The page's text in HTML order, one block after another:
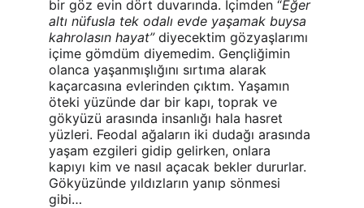
bir göz evin dört duvarında. İçimden “Eğer
altı nüfusla tek odalı evde yaşamak buysa
kahrolasın hayat” diyecektim gözyaşlarımı
içime gömdüm diyemedim. Gençliğimin
olanca yaşanmışlığını sırtıma alarak
kaçarcasına evlerinden çıktım. Yaşamın
öteki yüzünde dar bir kapı, toprak ve
gökyüzü arasında insanlığı hala hasret
yüzleri. Feodal ağaların iki dudağı arasında
yaşam ezgileri gidip gelirken, onlara
kapıyı kim ve nasıl açacak bekler dururlar.
Gökyüzünde yıldızların yanıp sönmesi
gibi…